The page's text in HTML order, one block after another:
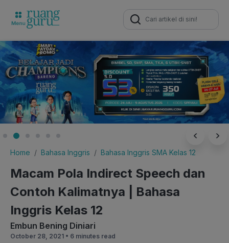
Search
for:
Home Bahasa Inggris Bahasa Inggris SMA Kelas 12
Macam Pola Indirect Speech dan
Contoh Kalimatnya | Bahasa
Inggris Kelas 12
Embun Bening Diniari
October 28, 2021 • 6 minutes read